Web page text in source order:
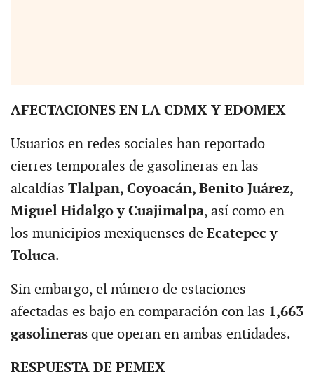
AFECTACIONES EN LA CDMX Y EDOMEX
Usuarios en redes sociales han reportado
cierres temporales de gasolineras en las
alcaldías Tlalpan, Coyoacán, Benito Juárez,
Miguel Hidalgo y Cuajimalpa, así como en
los municipios mexiquenses de Ecatepec y
Toluca.
Sin embargo, el número de estaciones
afectadas es bajo en comparación con las 1,663
gasolinerasque operan en ambas entidades.
RESPUESTA DE PEMEX